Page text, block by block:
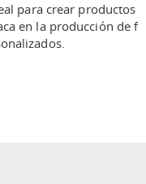
para crear productos
en la producción de